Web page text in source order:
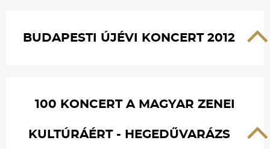
BUDAPESTI ÚJÉVI KONCERT 2012
100 KONCERT A MAGYAR ZENEI
KULTÚRÁÉRT - HEGEDŰVARÁZS